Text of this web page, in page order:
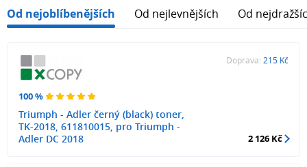
Od nejoblíbenějších Od nejlevnějších Od
100 %
Triumph - Adler černý (black) toner,
TK-2018, 611810015, pro Triumph -
Adler DC 2018
Doprava: 215 Kč
2 126 Kč